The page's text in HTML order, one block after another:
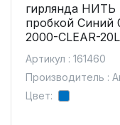
гирлянда НИТЬ
пробкой Синий
2000-CLEAR-
Артикул : 161460
Производитель :
Цвет: